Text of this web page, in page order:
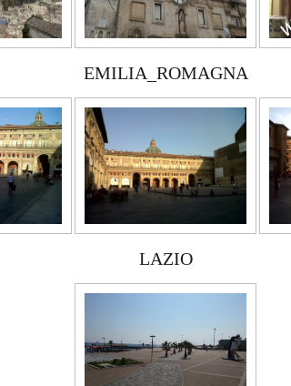
EMILIA_ROMAGNA
LAZIO